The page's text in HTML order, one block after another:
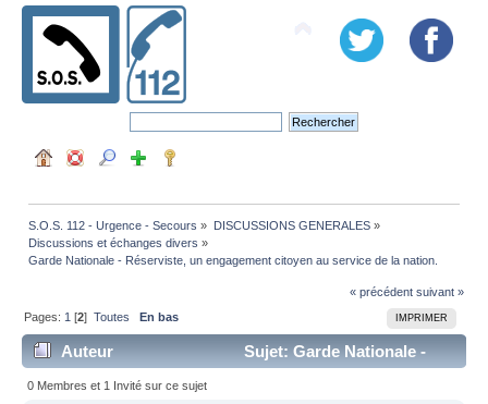
S.O.S. 112 - Urgence - Secours » DISCUSSIONS GENERALES»
Discussions et échanges divers »
Garde Nationale - Réserviste, un engagement citoyen au service de la nation.
« précédent suivant »
IMPRIMER
Pages: 1 [2]Toutes En bas
Auteur
Sujet: Garde Nationale -
Réserviste, un engagement citoyen au service de la
0 Membres et 1 Invité sur ce sujet